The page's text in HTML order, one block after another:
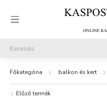
balkon és kert
Előző termék